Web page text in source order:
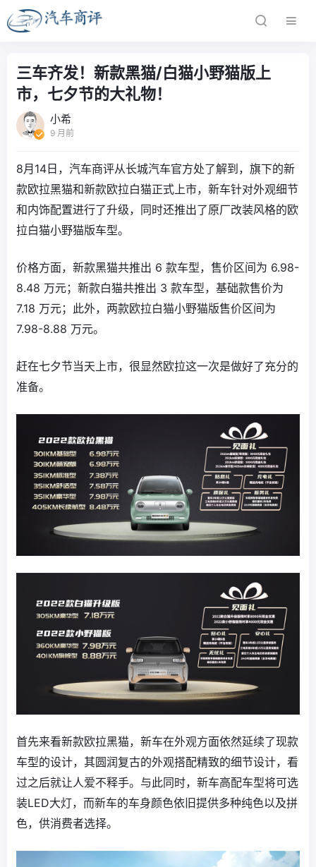
三车齐发！新款黑猫/白猫小野猫版上
市，七夕节的大礼物！
小希
9 月前
8月14日，汽车商评从长城汽车官方处了解到，旗下的新
款欧拉黑猫和新款欧拉白猫正式上市，新车针对外观细节
和内饰配置进行了升级，同时还推出了原厂改装风格的欧
拉白猫小野猫版车型。
价格方面，新款黑猫共推出 6 款车型，售价区间为 6.98-
8.48 万元；新款白猫共推出 3 款车型，基础款售价为
7.18 万元；此外，两款欧拉白猫小野猫版售价区间为
7.98-8.88 万元。
赶在七夕节当天上市，很显然欧拉这一次是做好了充分的
准备。
首先来看新款欧拉黑猫，新车在外观方面依然延续了现款
车型的设计，其圆润复古的外观搭配精致的细节设计，看
过之后就让人爱不释手。与此同时，新车高配车型将可选
装LED大灯，而新车的车身颜色依旧提供多种纯色以及拼
色，供消费者选择。